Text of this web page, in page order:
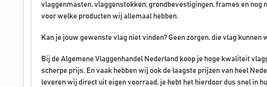
vlaggenmasten, vlaggenstokken, grondbevestigingen, frames en nog
voor welke producten wij allemaal hebben.
Kan je jouw gewenste vlag niet vinden? Geen zorgen, die vlag kunnen
Bij de Algemene Vlaggenhandel Nederland koop je hoge kwaliteit
scherpe prijs. En vaak hebben wij ook de laagste prijzen van heel
leveren wij direct uit eigen voorraad, je hebt het hierdoor dus snel in